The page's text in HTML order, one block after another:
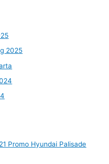
2025
Promo Hyundai Palisade